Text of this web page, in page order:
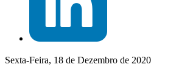
Sexta-Feira, 18 de Dezembro de 2020